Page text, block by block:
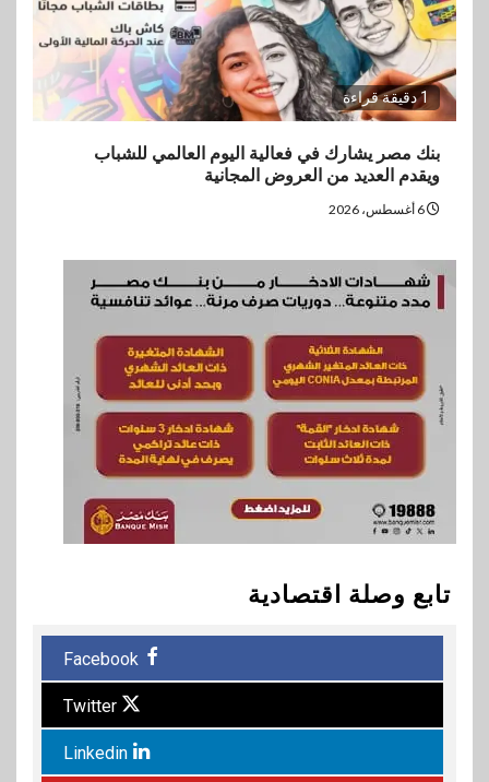
1 دقيقة قراءة
بنك مصر يشارك في فعالية اليوم العالمي للشباب
ويقدم العديد من العروض المجانية
تابع وصلة اقتصادية
Facebook
Twitter
Linkedin